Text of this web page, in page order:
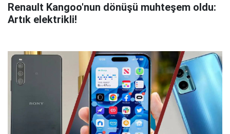
Renault Kangoo'nun dönüşü muhteşem oldu:
Artık elektrikli!